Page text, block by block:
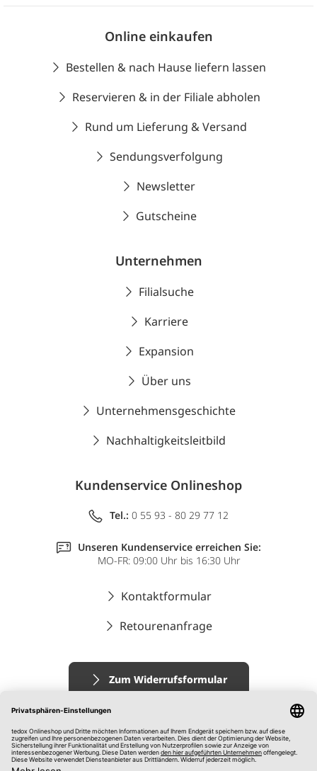
Online einkaufen
Bestellen & nach Hause liefern lassen
Reservieren & in der Filiale abholen
Rund um Lieferung & Versand
Sendungsverfolgung
Newsletter
Gutscheine
Unternehmen
Filialsuche
Karriere
Expansion
Über uns
Unternehmensgeschichte
Nachhaltigkeitsleitbild
Kundenservice Onlineshop
Tel.: 0 55 93 - 80 29 77 12
Unseren Kundenservice erreichen Sie:
MO-FR: 09:00 Uhr bis 16:30 Uhr
Kontaktformular
Retourenanfrage
Zum Widerrufsformular
Impressum
AGB